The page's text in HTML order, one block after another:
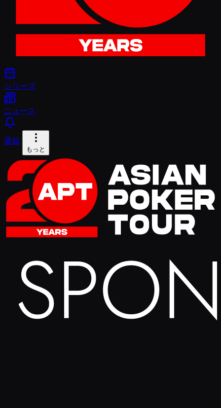
シリーズ
ニュース
通知
もっと